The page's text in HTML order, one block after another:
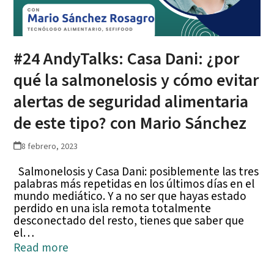
#24 AndyTalks: Casa Dani: ¿por
qué la salmonelosis y cómo evitar
alertas de seguridad alimentaria
de este tipo? con Mario Sánchez
8 febrero, 2023
Salmonelosis y Casa Dani: posiblemente las tres
palabras más repetidas en los últimos días en el
mundo mediático. Y a no ser que hayas estado
perdido en una isla remota totalmente
desconectado del resto, tienes que saber que
el…
Read more